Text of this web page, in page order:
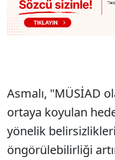
Asmalı, "MÜSİAD
ortaya koyulan
yönelik
öngörülebilirliği